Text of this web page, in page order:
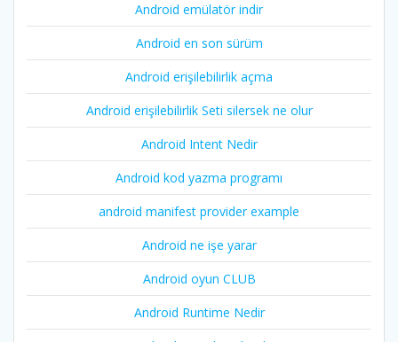
Android emülatör indir
Android en son sürüm
Android erişilebilirlik açma
Android erişilebilirlik Seti silersek ne olur
Android Intent Nedir
Android kod yazma programı
android manifest provider example
Android ne işe yarar
Android oyun CLUB
Android Runtime Nedir